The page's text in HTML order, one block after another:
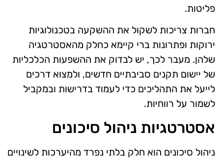
פליטות.
חברות צריכות לשקול את ההשקעה בטכנולוגיות
ירוקות ופתרונות ברי קיימא כחלק מהאסטרטגיה
שלהן. מעבר לכך, יש לבדוק את ההשפעות הכלכליות
של יישום תקנים סביבתיים חדשים, ולמצוא דרכים
לייעל את התהליכים כדי לעמוד בדרישות ובמקביל
לשמור על רווחיות.
אסטרטגיות ניהול סיכונים
ניהול סיכונים הוא חלק בלתי נפרד מהיערכות לשינויים